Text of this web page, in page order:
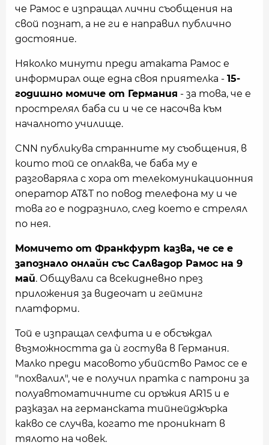
че Рамос е изпращал лични съобщения на
свой познат, а не ги е направил публично
достояние.
Няколко минути преди атаката Рамос е
информирал още една своя приятелка - 15-
годишно момиче от Германия - за това, че е
прострелял баба си и че се насочва към
началното училище.
CNN публикува странните му съобщения, в
които той се оплаква, че баба му е
разговаряла с хора от телекомуникационния
оператор AT&T по повод телефона му и че
това го е подразнило, след което е стрелял
по нея.
Момичето от Франкфурт казва, че се е
запознало онлайн със Салвадор Рамос на 9
май. Общували са всекидневно през
приложения за видеочат и гейминг
платформи.
Той е изпращал селфита и е обсъждал
възможността да ѝ гостува в Германия.
Малко преди масовото убийство Рамос се е
"похвалил", че е получил пратка с патрони за
полуавтоматичните си оръжия AR15 и е
разказал на германската тийнейджърка
какво се случва, когато те проникнат в
тялото на човек.